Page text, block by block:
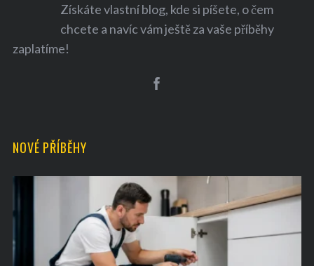
Získáte vlastní blog, kde si píšete, o čem
chcete a navíc vám ještě za vaše příběhy
zaplatíme!
NOVÉ PŘÍBĚHY